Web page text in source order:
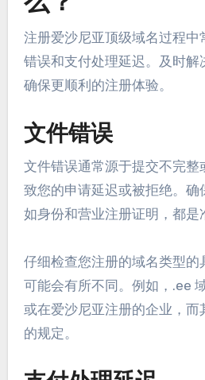
注册爱沙尼亚顶级域名过程中
错误和支付处理延迟。及时解
确保更顺利的注册体验。
文件错误
文件错误通常源于提交不完整
致您的申请延迟或被拒绝。确
如身份和营业注册证明，都是
仔细检查您注册的域名类型的
可能会有所不同。例如，.ee
或在爱沙尼亚注册的企业，而
的规定。